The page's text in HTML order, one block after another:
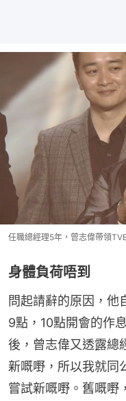
任職總經理5年，曾志偉帶領
身體負荷唔到
問起請辭的原因，他
9點，10點開會的作
後，曾志偉又透露總
新嘅嘢，所以我就同
嘗試新嘅嘢。舊嘅嘢